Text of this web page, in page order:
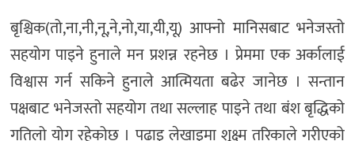
बृश्चिक(तो,ना,नी,नू,ने,नो,या,यी,यू) आफ्नो मानिसबाट भनेजस्तो
सहयोग पाइने हुनाले मन प्रशन्न रहनेछ । प्रेममा एक अर्कालाई
विश्वास गर्न सकिने हुनाले आत्मियता बढेर जानेछ । सन्तान
पक्षबाट भनेजस्तो सहयोग तथा सल्लाह पाइने तथा बंश बृद्धिको